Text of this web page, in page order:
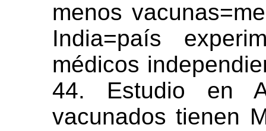
menos
India=país
médicos
44. Estudio en
vacunados tienen